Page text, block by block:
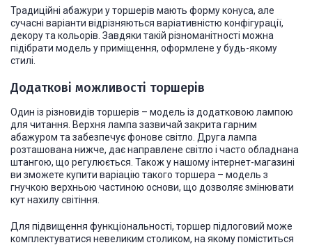
Традиційні абажури у торшерів мають форму конуса, але
сучасні варіанти відрізняються варіативністю конфігурації,
декору та кольорів. Завдяки такій різноманітності можна
підібрати модель у приміщення, оформлене у будь-якому
стилі.
Додаткові можливості торшерів
Один із різновидів торшерів – модель із додатковою лампою
для читання. Верхня лампа зазвичай закрита гарним
абажуром та забезпечує фонове світло. Друга лампа
розташована нижче, дає направлене світло і часто обладнана
штангою, що регулюється. Також у нашому інтернет-магазині
ви зможете купити варіацію такого торшера – модель з
гнучкою верхньою частиною основи, що дозволяє змінювати
кут нахилу світіння.
Для підвищення функціональності, торшер підлоговий може
комплектуватися невеликим столиком, на якому поміститься